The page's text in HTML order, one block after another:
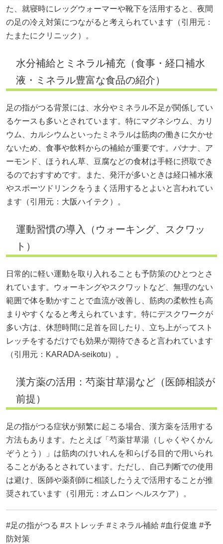
た、就寝時にレッグウォーマーや靴下を活用すると、夜間
の足の冷え対策につながると考えられています（引用元：
たまたにクリニック ）。
水分補給とミネラル補充（食事・経口補水
液・ミネラル豊富な食品の紹介）
足の指がつる背景には、水分やミネラル不足が関係してい
るケースも多いとされています。特にマグネシウム、カリ
ウム、カルシウムといったミネラルは筋肉の働きに欠かせ
ないため、食事や飲料からの補給が重要です。バナナ、ア
ーモンド、ほうれん草、豆腐などの食材は手軽に摂取でき
るのでおすすめです。また、発汗が多いときは経口補水液
やスポーツドリンクをうまく活用するとよいと言われてい
ます（引用元： 大阪ハイテク ）。
運動習慣の導入（ウォーキング、スクワッ
ト）
日常的に軽い運動を取り入れることも予防策のひとつとさ
れています。ウォーキングやスクワットなど、無理のない
範囲で体を動かすことで血流が改善し、筋肉の柔軟性も高
まりやすくなると考えられています。特にデスクワークが
多い方は、休憩時間に足首を回したり、立ち上がってスト
レッチをするだけでも効果が期待できると言われています
（引用元： KARADA-seikotu）。
漢方薬の活用：芍薬甘草湯など（医師相談が
前提）
足の指がつる症状が頻繁に起こる場合、漢方薬を活用する
方法もあります。たとえば「芍薬甘草湯（しゃくやくかん
ぞうとう）」は筋肉のけいれんを和らげる目的で用いられ
ることがあるとされています。ただし、自己判断での使用
は避け、医師や薬剤師に相談したうえで活用することが推
奨されています（引用元： オムロン ヘルスケア）。
#足の指がつる #ストレッチ #ミネラル補給 #血行促進 #予
防対策